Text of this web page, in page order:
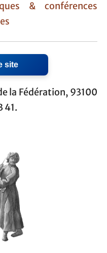
& conférences
site
la Fédération, 93100
41.